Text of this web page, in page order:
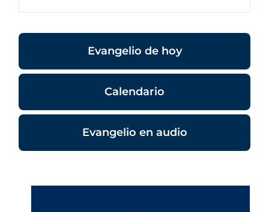
Evangelio de hoy
Calendario
Evangelio en audio